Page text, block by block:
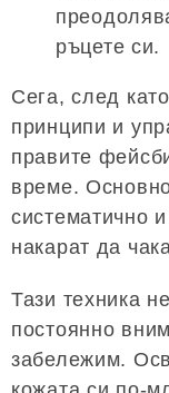
ръцете си.
Сега, след
принципи и
правите
време.
систематично
накарат да
Тази техника
постоянно
забележим.